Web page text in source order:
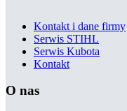
Kontakt i dane firmy
Serwis STIHL
Serwis Kubota
Kontakt
O nas